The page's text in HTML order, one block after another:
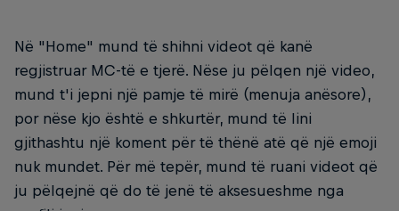
Në "Home" mund të shihni videot që kanë
regjistruar MC-të e tjerë. Nëse ju pëlqen një video,
mund t'i jepni një pamje të mirë (menuja anësore),
por nëse kjo është e shkurtër, mund të lini
gjithashtu një koment për të thënë atë që një emoji
nuk mundet. Për më tepër, mund të ruani videot që
ju pëlqejnë që do të jenë të aksesueshme nga